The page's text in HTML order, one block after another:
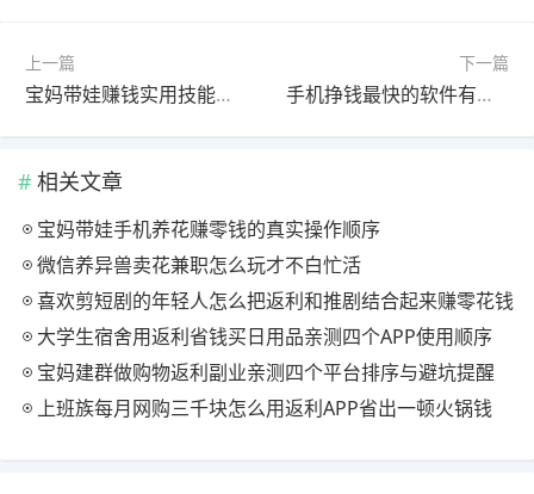
上一篇
宝妈带娃赚钱实用技能分享，这四种技能学会在家轻松日赚几十
下一篇
手机挣钱最快的软件有哪些？这四个平台亲测提现秒到
相关文章
宝妈带娃手机养花赚零钱的真实操作顺序
微信养异兽卖花兼职怎么玩才不白忙活
喜欢剪短剧的年轻人怎么把返利和推剧结合起来赚零花钱
大学生宿舍用返利省钱买日用品亲测四个APP使用顺序
宝妈建群做购物返利副业亲测四个平台排序与避坑提醒
上班族每月网购三千块怎么用返利APP省出一顿火锅钱